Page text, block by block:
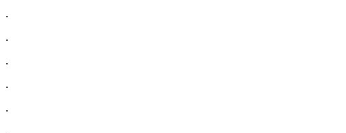
.
.
.
.
.